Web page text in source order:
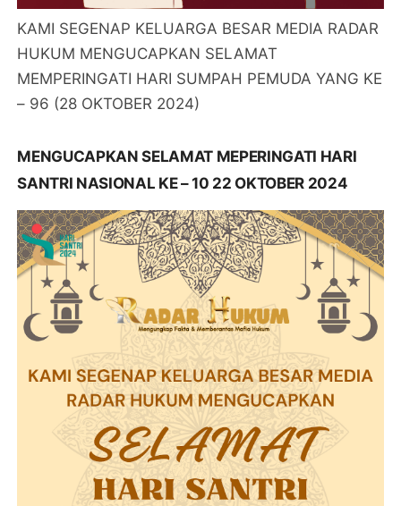
KAMI SEGENAP KELUARGA BESAR MEDIA RADAR
HUKUM MENGUCAPKAN SELAMAT
MEMPERINGATI HARI SUMPAH PEMUDA YANG KE
– 96 (28 OKTOBER 2024)
MENGUCAPKAN SELAMAT MEPERINGATI HARI
SANTRI NASIONAL KE – 10 22 OKTOBER 2024